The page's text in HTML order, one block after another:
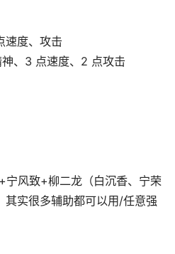
速度、攻击
、3 点速度、2 点攻击
风致+柳二龙（白沉香、宁荣
其实很多辅助都可以用/任意强